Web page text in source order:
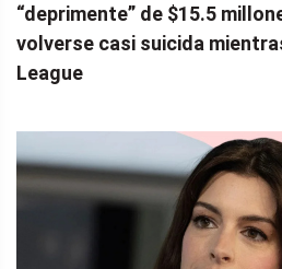
“deprimente” de $15.5
volverse casi suicida
League